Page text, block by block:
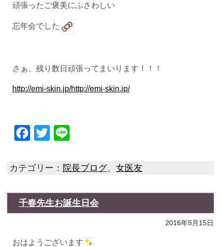
頑張ったご褒美にふさわしい
忘年会でした
さぁ、残り数日頑張ってまいります！！！
http://emi-skin.jp/http://emi-skin.jp/
Facebook
Twitter
Line
カテゴリー： 院長ブログ、 女医友
千春先生お誕生日会
2016年5月15日
おはようございます